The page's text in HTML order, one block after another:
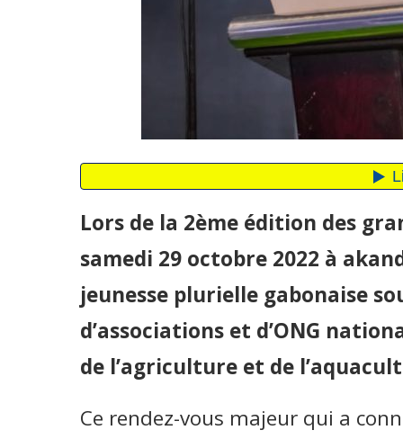
Lors de la 2ème édition des
samedi 29 octobre 2022 à
jeunesse plurielle gabonaise
d’associations et d’ONG
de l’agriculture et de
Ce rendez-vous majeur qui a